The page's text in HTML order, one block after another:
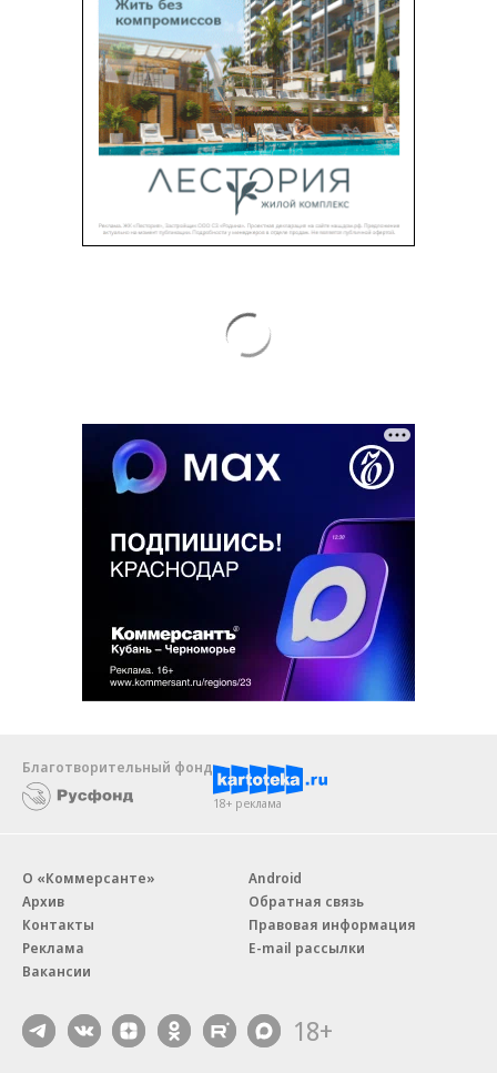
Благотворительный фонд
18+ реклама
О «Коммерсанте»
Архив
Контакты
Реклама
Вакансии
Android
Обратная связь
Правовая информация
E-mail рассылки
18+